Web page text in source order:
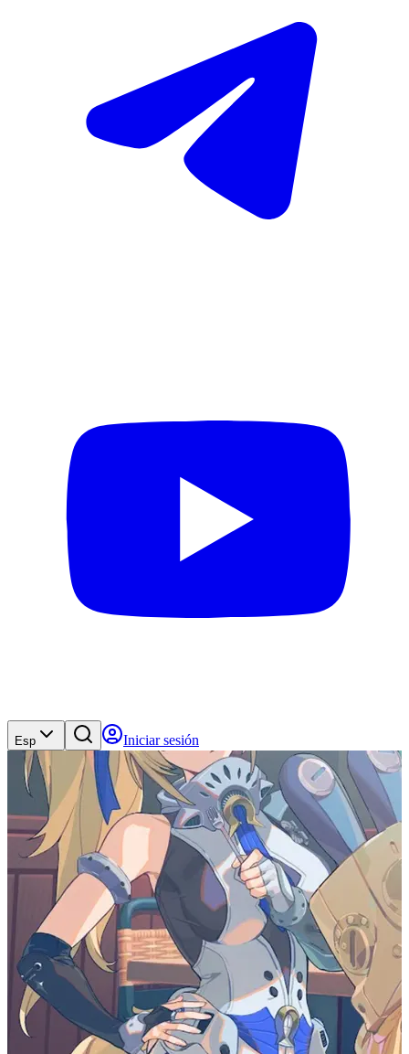
Esp Iniciar sesión